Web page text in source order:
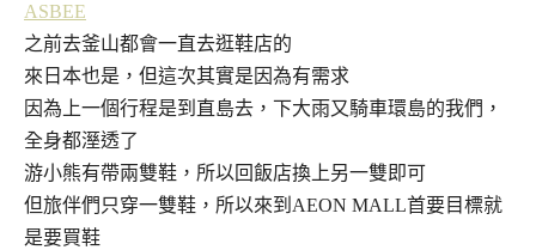
ASBEE
之前去釜山都會一直去逛鞋店的
來日本也是，但這次其實是因為有需求
因為上一個行程是到直島去，下大雨又騎車環島的我們，
全身都溼透了
游小熊有帶兩雙鞋，所以回飯店換上另一雙即可
但旅伴們只穿一雙鞋，所以來到AEON MALL首要目標就
是要買鞋